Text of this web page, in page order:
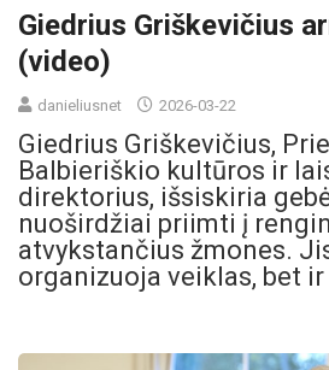
Giedrius Griškevičius
(video)
danieliusnet 2026-03-22
Giedrius Griškevičius,
Balbieriškio kultūros ir
direktorius, išsiskiria
nuoširdžiai priimti į
atvykstančius žmones.
organizuoja veiklas, bet ir